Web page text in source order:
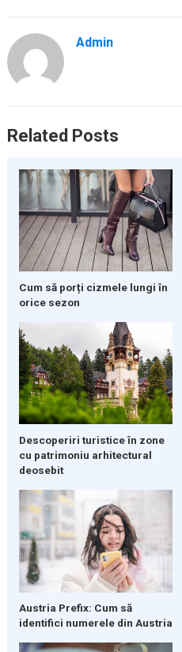
Admin
Related Posts
Cum să porți cizmele lungi în
orice sezon
Descoperiri turistice în zone
cu patrimoniu arhitectural
deosebit
Austria Prefix: Cum să
identifici numerele din Austria